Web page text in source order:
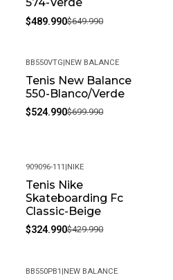
$489.990$649.990
-25%
BB550VTG NEW BALANCE
Tenis New Balance
550-Blanco/Verde
$524.990$699.990
-24%
909096-111 NIKE
Tenis Nike
Skateboarding Fc
Classic-Beige
$324.990$429.990
BB550PB1 NEW BALANCE